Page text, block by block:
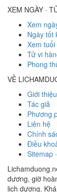
XEM NGÀY ·
Xem
Ngày tốt
Xem
Tử vi
Phong
VỀ
Giới thiệu
Tác giả
Phương
Liên hệ
Chính
Điều
Sitemap ·
dương, giờ
lịch dương.